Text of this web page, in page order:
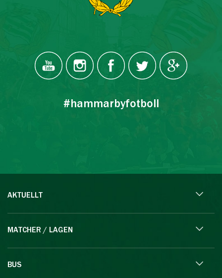
#hammarbyfotboll
AKTUELLT
MATCHER / LAGEN
BUS